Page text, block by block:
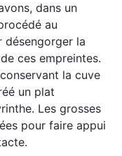
dans un
au
désengorger la
ces empreintes.
la cuve
un plat
Les grosses
pour faire appui